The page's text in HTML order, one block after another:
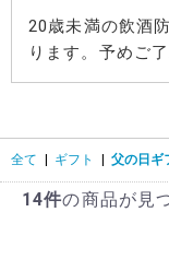
20歳未満の飲酒
ります。予めご
全て ギフト 父の日ギ
14件の商品が見